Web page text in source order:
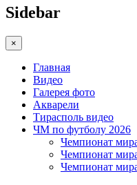
Sidebar
×
Главная
Видео
Галерея фото
Акварели
Тирасполь видео
ЧМ по футболу 2026
Чемпионат
Чемпионат
Чемпионат